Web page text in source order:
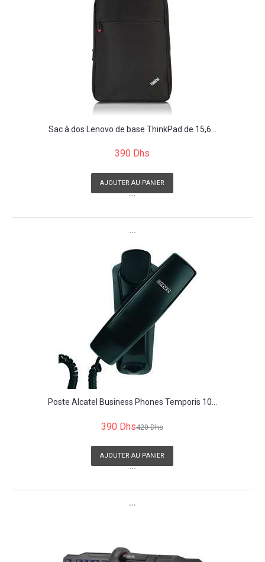
Sac à dos Lenovo de base ThinkPad de 15,6...
390 Dhs
AJOUTER AU PANIER
```
```
Poste Alcatel Business Phones Temporis 10...
390 Dhs420 Dhs
AJOUTER AU PANIER
```
```